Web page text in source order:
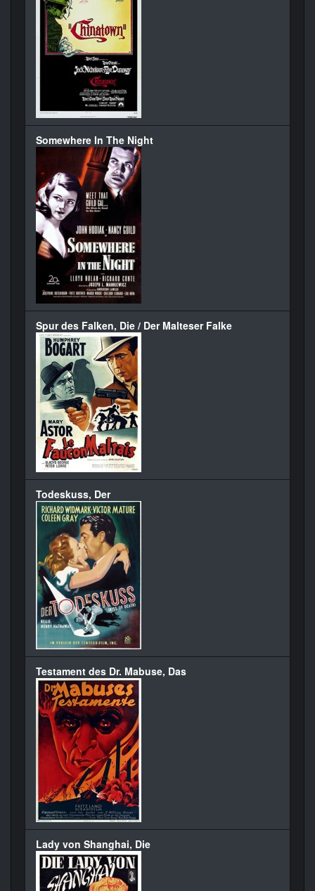
Somewhere In The Night
Spur des Falken, Die / Der Malteser Falke
Todeskuss, Der
Testament des Dr. Mabuse, Das
Lady von Shanghai, Die